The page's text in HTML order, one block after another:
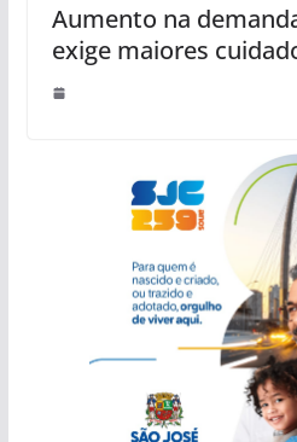
Aumento na
exige maiores